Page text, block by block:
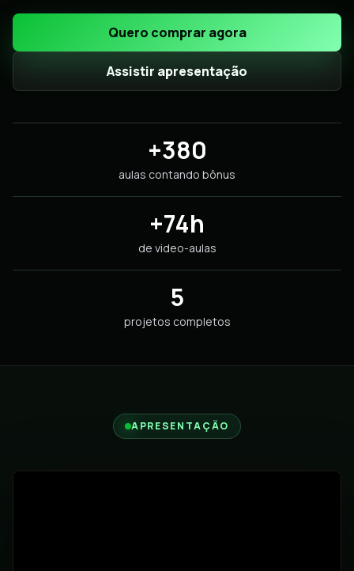
Quero comprar agora
Assistir apresentação
+380
aulas contando bônus
+74h
de video-aulas
5
projetos completos
APRESENTAÇÃO